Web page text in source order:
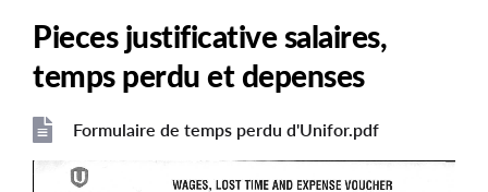
Pieces justificative salaires,
temps perdu et depenses
File
File
Formulaire de temps perdu d'Unifor.pdf